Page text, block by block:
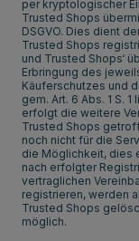
per kryptologischer
Trusted Shops
DSGVO. Dies dient
Trusted Shops
und Trusted Shops‘
Erbringung des
Käuferschutzes und
gem. Art. 6 Abs. 1 S.
erfolgt die weitere
Trusted Shops
noch nicht für die
die Möglichkeit, dies
nach erfolgter
vertraglichen
registrieren, werden
Trusted Shops
möglich.